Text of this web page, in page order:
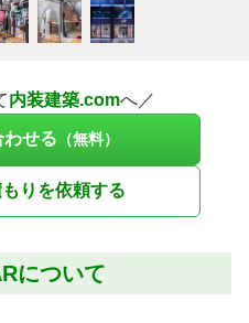
内装建築.comへ／
わせる （無料）
りを依頼する
について